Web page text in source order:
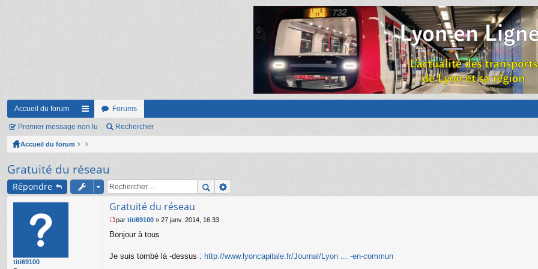
Accueil du forum
ac
co
ci
s
Forums
Premier message non lu Rechercher
Accueil du forum
Gratuité du réseau
Répondre
titi69100
Gratuité du réseau
e
s
par titi69100 » 27 janv. 2014, 16:33
Bonjour à tous
Je suis tombé là -dessus : http://www.lyoncapitale.fr/Journal/Lyon ... -en-commun